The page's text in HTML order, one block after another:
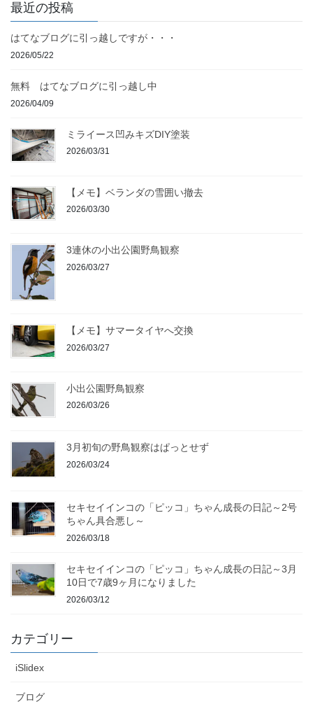
最近の投稿
はてなブログに引っ越しですが・・・
2026/05/22
無料 はてなブログに引っ越し中
2026/04/09
ミライース凹みキズDIY塗装
2026/03/31
【メモ】ベランダの雪囲い撤去
2026/03/30
3連休の小出公園野鳥観察
2026/03/27
【メモ】サマータイヤへ交換
2026/03/27
小出公園野鳥観察
2026/03/26
3月初旬の野鳥観察はぱっとせず
2026/03/24
セキセイインコの「ピッコ」ちゃん成長の日記～2号
ちゃん具合悪し～
2026/03/18
セキセイインコの「ピッコ」ちゃん成長の日記～3月
10日で7歳9ヶ月になりました
2026/03/12
カテゴリー
iSlidex
ブログ